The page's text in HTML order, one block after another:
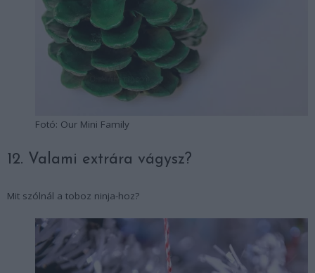
Fotó: Our Mini Family
12. Valami extrára vágysz?
Mit szólnál a toboz ninja-hoz?